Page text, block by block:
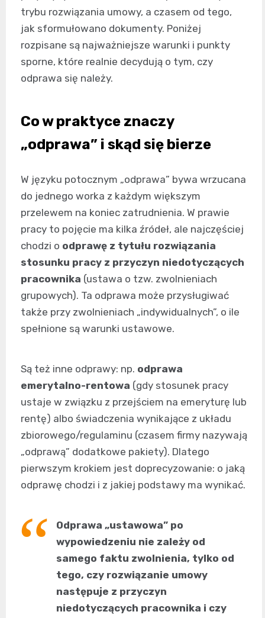
trybu rozwiązania umowy, a czasem od tego,
jak sformułowano dokumenty. Poniżej
rozpisane są najważniejsze warunki i punkty
sporne, które realnie decydują o tym, czy
odprawa się należy.
Co w praktyce znaczy
„odprawa” i skąd się bierze
W języku potocznym „odprawa” bywa wrzucana
do jednego worka z każdym większym
przelewem na koniec zatrudnienia. W prawie
pracy to pojęcie ma kilka źródeł, ale najczęściej
chodzi o odprawę z tytułu rozwiązania
stosunku pracy z przyczyn niedotyczących
pracownika (ustawa o tzw. zwolnieniach
grupowych). Ta odprawa może przysługiwać
także przy zwolnieniach „indywidualnych”, o ile
spełnione są warunki ustawowe.
Są też inne odprawy: np. odprawa
emerytalno-rentowa (gdy stosunek pracy
ustaje w związku z przejściem na emeryturę lub
rentę) albo świadczenia wynikające z układu
zbiorowego/regulaminu (czasem firmy nazywają
„odprawą” dodatkowe pakiety). Dlatego
pierwszym krokiem jest doprecyzowanie: o jaką
odprawę chodzi i z jakiej podstawy ma wynikać.
Odprawa „ustawowa” po
wypowiedzeniu nie zależy od
samego faktu zwolnienia, tylko od
tego, czy rozwiązanie umowy
następuje z przyczyn
niedotyczących pracownika i czy